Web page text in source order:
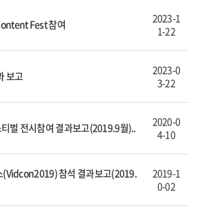
Fest 참여
2023-1
1-22
보고
2023-0
3-22
벌 전시참여 결과보고(2019.9월)..
2020-0
4-10
참석 결과보고(2019.
2019-1
0-02